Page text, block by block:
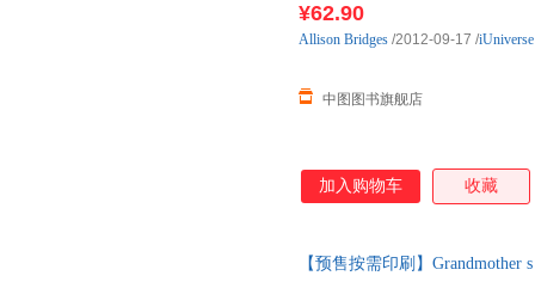
¥62.90
中图图书旗舰店
Allison Bridges /2012-09-17 /iUniverse
加入购物车 收藏
【预售按需印刷】Grandmother